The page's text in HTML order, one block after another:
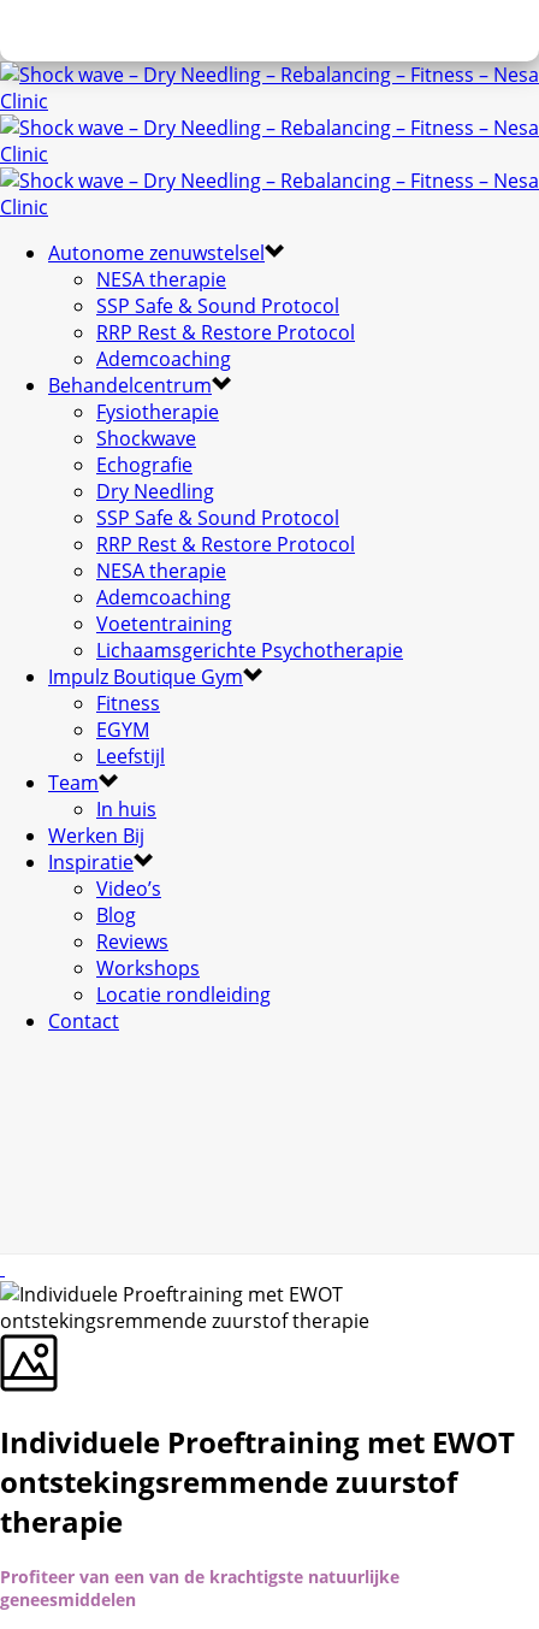
Autonome zenuwstelsel
NESA therapie
SSP Safe & Sound Protocol
RRP Rest & Restore Protocol
Ademcoaching
Behandelcentrum
Fysiotherapie
Shockwave
Echografie
Dry Needling
SSP Safe & Sound Protocol
RRP Rest & Restore Protocol
NESA therapie
Ademcoaching
Voetentraining
Lichaamsgerichte Psychotherapie
Impulz Boutique Gym
Fitness
EGYM
Leefstijl
Team
In huis
Werken Bij
Inspiratie
Video’s
Blog
Reviews
Workshops
Locatie rondleiding
Contact
Individuele Proeftraining met EWOT
ontstekingsremmende zuurstof
therapie
Profiteer van een van de krachtigste natuurlijke
geneesmiddelen